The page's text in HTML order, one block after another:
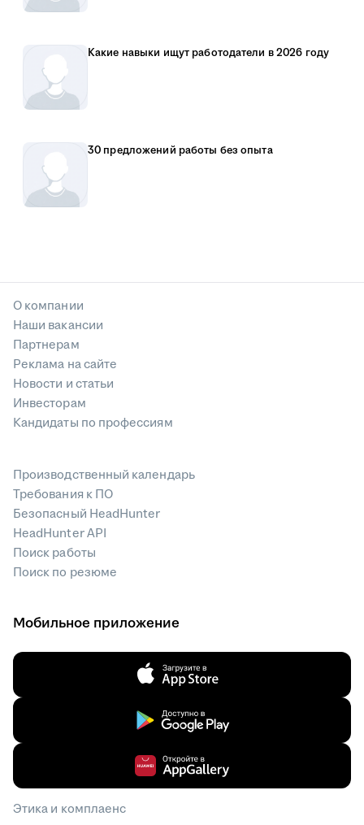
Какие навыки ищут работодатели в 2026 году
30 предложений работы без опыта
О компании
Наши вакансии
Партнерам
Реклама на сайте
Новости и статьи
Инвесторам
Кандидаты по профессиям
Производственный календарь
Требования к ПО
Безопасный HeadHunter
HeadHunter API
Поиск работы
Поиск по резюме
Мобильное приложение
Этика и комплаенс